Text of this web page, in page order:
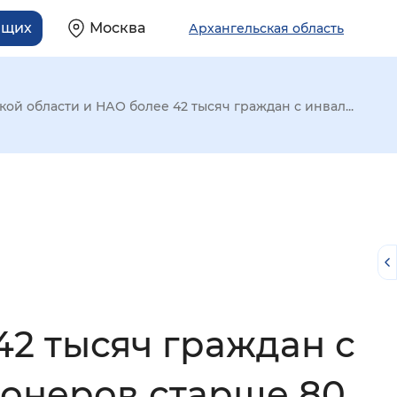
Москва Архангельская область
области и НАО более 42 тысяч граждан с инвал...
тысяч граждан с